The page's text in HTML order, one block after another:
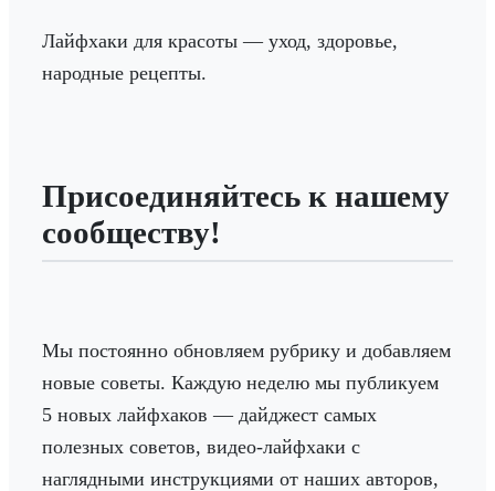
Лайфхаки для красоты — уход, здоровье,
народные рецепты.
Присоединяйтесь к нашему
сообществу!
Мы постоянно обновляем рубрику и добавляем
новые советы. Каждую неделю мы публикуем
5 новых лайфхаков — дайджест самых
полезных советов, видео-лайфхаки с
наглядными инструкциями от наших авторов,